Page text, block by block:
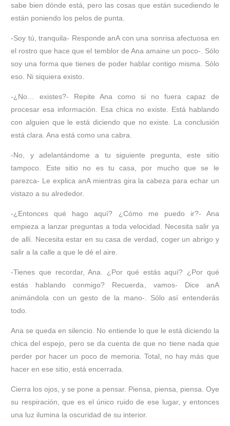
sabe bien dónde está, pero las cosas que están sucediendo le
están poniendo los pelos de punta.
-Soy tú, tranquila- Responde anA con una sonrisa afectuosa en
el rostro que hace que el temblor de Ana amaine un poco-. Sólo
soy una forma que tienes de poder hablar contigo misma. Sólo
eso. Ni siquiera existo.
-¿No… existes?- Repite Ana como si no fuera capaz de
procesar esa información. Esa chica no existe. Está hablando
con alguien que le está diciendo que no existe. La conclusión
está clara. Ana está como una cabra.
-No, y adelantándome a tu siguiente pregunta, este sitio
tampoco. Este sitio no es tu casa, por mucho que se le
parezca- Le explica anA mientras gira la cabeza para echar un
vistazo a su alrededor.
-¿Entonces qué hago aquí? ¿Cómo me puedo ir?- Ana
empieza a lanzar preguntas a toda velocidad. Necesita salir ya
de allí. Necesita estar en su casa de verdad, coger un abrigo y
salir a la calle a que le dé el aire.
-Tienes que recordar, Ana. ¿Por qué estás aquí? ¿Por qué
estás hablando conmigo? Recuerda, vamos- Dice anA
animándola con un gesto de la mano-. Sólo así entenderás
todo.
Ana se queda en silencio. No entiende lo que le está diciendo la
chica del espejo, pero se da cuenta de que no tiene nada que
perder por hacer un poco de memoria. Total, no hay más que
hacer en ese sitio, está encerrada.
Cierra los ojos, y se pone a pensar. Piensa, piensa, piensa. Oye
su respiración, que es el único ruido de ese lugar, y entonces
una luz ilumina la oscuridad de su interior.